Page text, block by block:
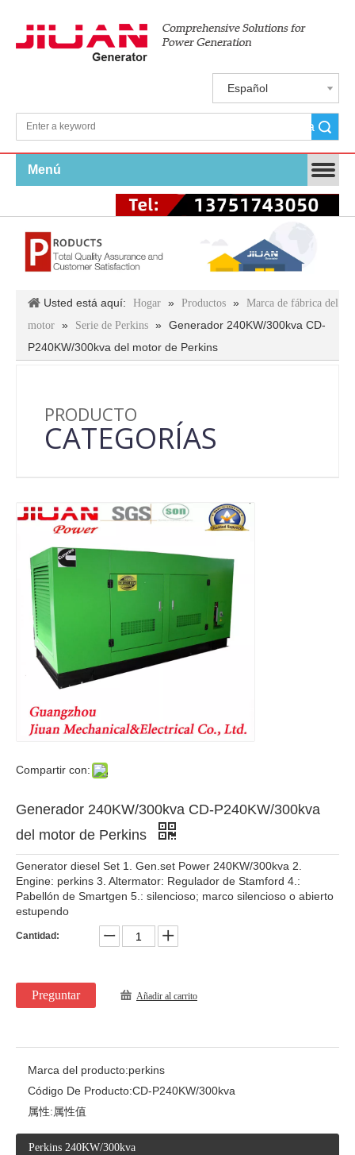
Español
Búsqueda
Menú
Usted está aquí: Hogar » Productos » Marca de fábrica del
motor » Serie de Perkins » Generador 240KW/300kva CD-
P240KW/300kva del motor de Perkins
PRODUCTO
CATEGORÍAS
Compartir con:
Generador 240KW/300kva CD-P240KW/300kva
del motor de Perkins
Generator diesel Set 1. Gen.set Power 240KW/300kva 2.
Engine: perkins 3. Altermator: Regulador de Stamford 4.:
Pabellón de Smartgen 5.: silencioso; marco silencioso o abierto
estupendo
Cantidad:
Preguntar Añadir al carrito
Marca del producto:perkins
Código De Producto:CD-P240KW/300kva
属性:属性值
Perkins 240KW/300kva